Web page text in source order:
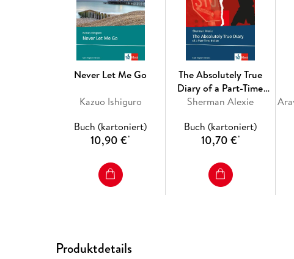
Never Let Me Go
Kazuo Ishiguro
Buch (kartoniert)
10,90 €*
The Absolutely True
Diary of a Part-Time
Indian
Sherman Alexie
Buch (kartoniert)
10,70 €*
Produktdetails